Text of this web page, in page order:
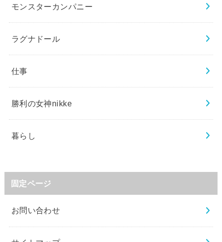
モンスターカンパニー
ラグナドール
仕事
勝利の女神nikke
暮らし
固定ページ
お問い合わせ